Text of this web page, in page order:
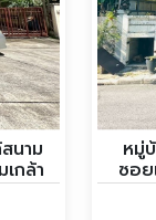
นาม
กล้า
หมู่
ซอย